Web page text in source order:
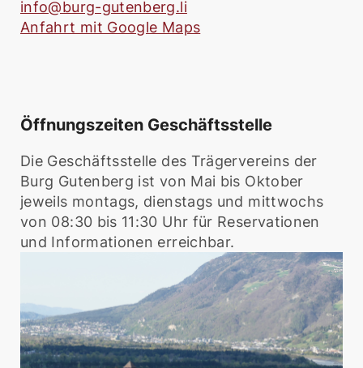
info@burg-gutenberg.li
Anfahrt mit Google Maps
Öffnungszeiten Geschäftsstelle
Die Geschäftsstelle des Trägervereins der
Burg Gutenberg ist von Mai bis Oktober
jeweils montags, dienstags und mittwochs
von 08:30 bis 11:30 Uhr für Reservationen
und Informationen erreichbar.